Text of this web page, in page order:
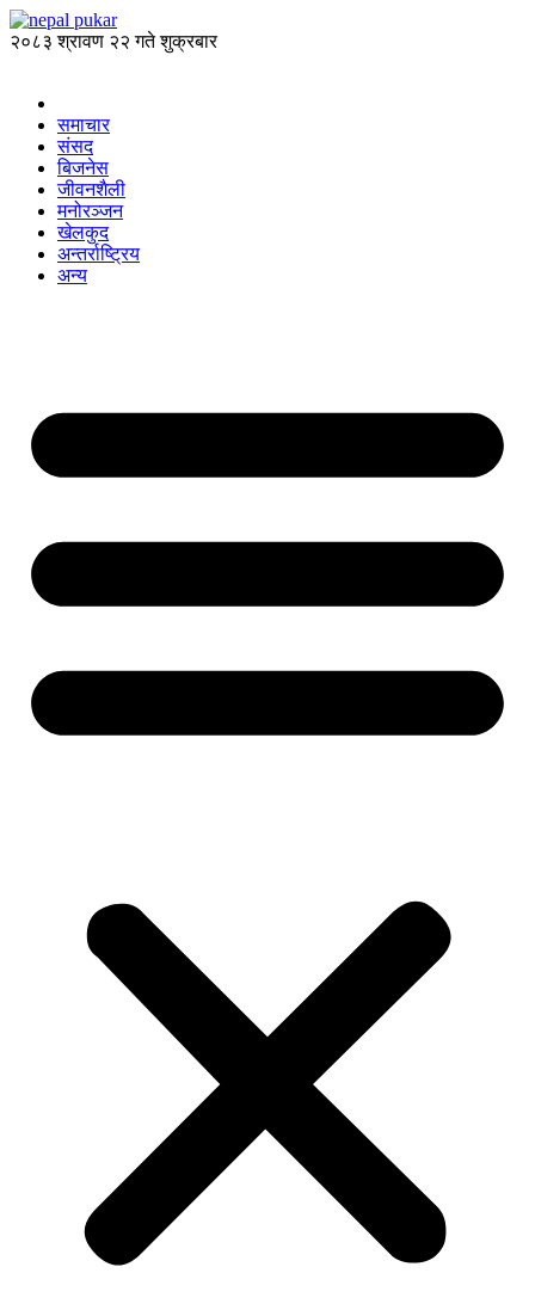
२०८३ श्रावण २२ गते शुक्रबार
समाचार
संसद
बिजनेस
जीवनशैली
मनोरञ्जन
खेलकुद
अन्तर्राष्ट्रिय
अन्य